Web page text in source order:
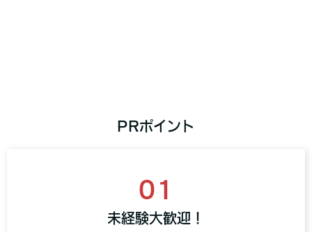
PRポイント
01
未経験大歓迎！